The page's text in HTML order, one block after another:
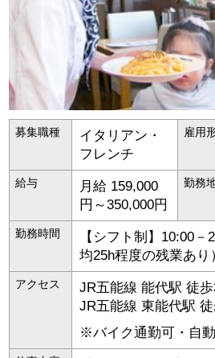
募集職種
イタリアン・
フレンチ
雇用
給与
月給 159,000
円～350,000円
勤務
勤務時間
【シフト制】10:00
均25h程度の残業あり
アクセス
JR五能線 能代駅 徒歩
JR五能線 東能代駅
※バイク通勤可・自